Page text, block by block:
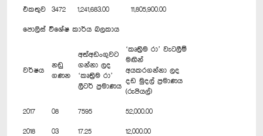
එකතුව 3472 1,241,683.00 11,805,900.00
පොලිස් විශේෂ කාර්ය බලකාය
වර්ෂය
නඩු
ගණන
අත්අඩංගුවට
ගන්නා ලද
‘කෘත්‍රිම රා’
ලීටර් ප්‍රමාණය
‘කෘත්‍රිම රා’ වැටලීම්
මඟින්
අයකරගන්නා ලද
දඩ මුදල් ප්‍රමාණය
(රුපියල්)
2017 08 7595 52,000.00
2018 03 17.25 12,000.00